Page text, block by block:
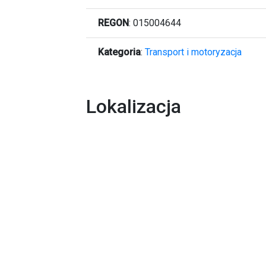
REGON: 015004644
Kategoria: Transport i motoryzacja
Lokalizacja